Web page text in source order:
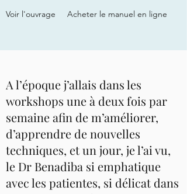
Voir l'ouvrage Acheter le manuel en ligne
A l’époque j’allais dans les
workshops une à deux fois par
semaine afin de m’améliorer,
d’apprendre de nouvelles
techniques, et un jour, je l’ai vu,
le Dr Benadiba si emphatique
avec les patientes, si délicat dans